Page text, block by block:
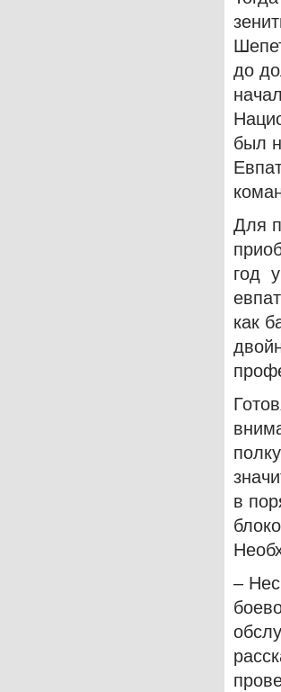
до
был
Для
год
как
в
–